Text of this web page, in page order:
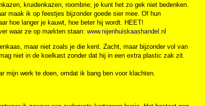
kruidenkazen, roombrie; je kunt het zo gek niet bedenken.
maak ik op feestjes bijzonder goede sier mee. Of hun
hoe langer je kauwt, hoe beter hij wordt. HEET!
waar ze op markten staan: www.nijenhuiskaashandel.nl
maar niet zoals je die kent. Zacht, maar bijzonder vol van
niet in de koelkast zonder dat hij in een extra plastic zak zit.
mijn werk te doen, omdat ik bang ben voor klachten.